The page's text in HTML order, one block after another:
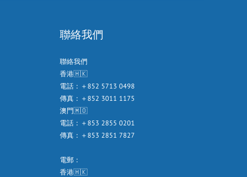
聯絡我們
聯絡我們
香港🇭🇰
電話：＋852 5713 0498
傳真：＋852 3011 1175
澳門🇲🇴
電話：＋853 2855 0201
傳真：＋853 2851 7827
電郵：
香港🇭🇰